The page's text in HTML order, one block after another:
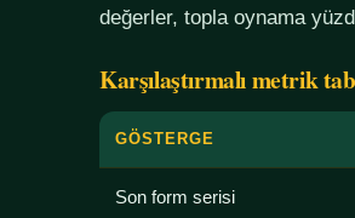
değerler, topla oynama
Karşılaştırmalı metrik
GÖSTERGE
Son form serisi